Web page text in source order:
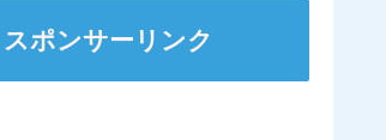
スポンサーリンク